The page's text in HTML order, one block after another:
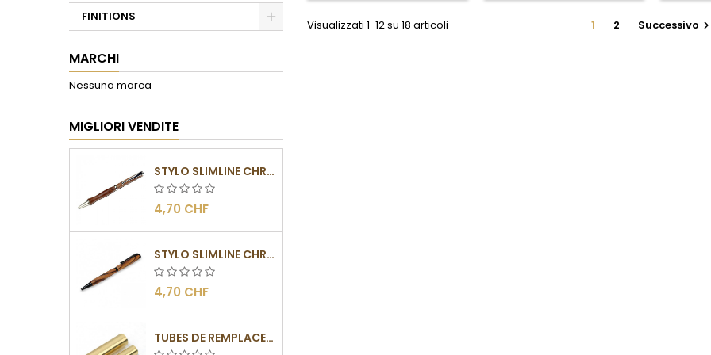
FINITIONS
MARCHI
Nessuna marca
MIGLIORI VENDITE
STYLO SLIMLINE CHROMÉ
4,70 CHF
STYLO SLIMLINE CHROMÉ NOIR
4,70 CHF
TUBES DE REMPLACEMENT POUR MÉCANISMES SLIMLINE
Visualizzati 1-12 su 18 articoli 1 2 Successivo